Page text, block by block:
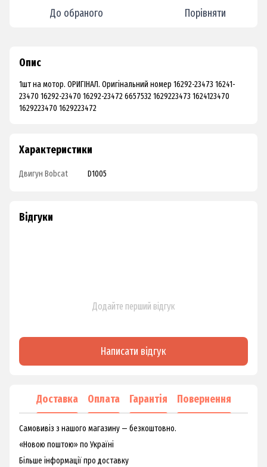
До обраного Порівняти
Опис
1шт на мотор. ОРИГІНАЛ. Оригінальний номер 16292-23473 16241-
23470 16292-23470 16292-23472 6657532 1629223473 1624123470
1629223470 1629223472
Характеристики
Двигун Bobcat D1005
Відгуки
Додайте перший відгук
Написати відгук
Доставка Оплата Гарантія Повернення
Самовивіз з нашого магазину — безкоштовно.
«Новою поштою» по Україні
Більше інформації про доставку